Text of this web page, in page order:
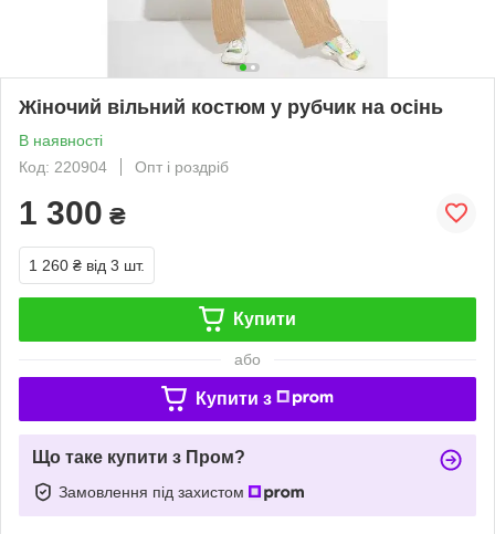
Жіночий вільний костюм у рубчик на осінь
В наявності
Код: 220904
Опт і роздріб
1 300 ₴
1 260 ₴ від 3 шт.
Купити
або
Купити з
Що таке купити з Пром?
Замовлення під захистом